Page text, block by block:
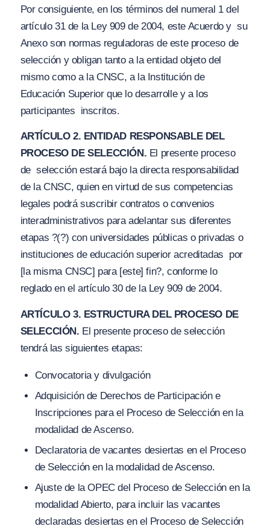
Por consiguiente, en los términos del numeral 1 del
artículo 31 de la Ley 909 de 2004, este Acuerdo y su
Anexo son normas reguladoras de este proceso de
selección y obligan tanto a la entidad objeto del
mismo como a la CNSC, a la Institución de
Educación Superior que lo desarrolle y a los
participantes inscritos.
ARTÍCULO 2. ENTIDAD RESPONSABLE DEL
PROCESO DE SELECCIÓN. El presente proceso
de selección estará bajo la directa responsabilidad
de la CNSC, quien en virtud de sus competencias
legales podrá suscribir contratos o convenios
interadministrativos para adelantar sus diferentes
etapas ?(?) con universidades públicas o privadas o
instituciones de educación superior acreditadas por
[la misma CNSC] para [este] fin?, conforme lo
reglado en el artículo 30 de la Ley 909 de 2004.
ARTÍCULO 3. ESTRUCTURA DEL PROCESO DE
SELECCIÓN. El presente proceso de selección
tendrá las siguientes etapas:
Convocatoria y divulgación
Adquisición de Derechos de Participación e
Inscripciones para el Proceso de Selección en la
modalidad de Ascenso.
Declaratoria de vacantes desiertas en el Proceso
de Selección en la modalidad de Ascenso.
Ajuste de la OPEC del Proceso de Selección en la
modalidad Abierto, para incluir las vacantes
declaradas desiertas en el Proceso de Selección